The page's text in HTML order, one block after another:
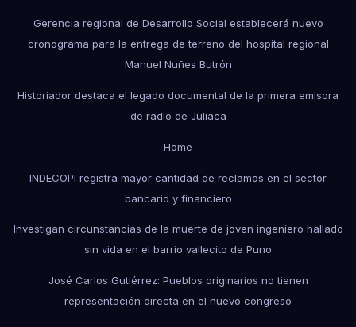
Gerencia regional de Desarrollo Social establecerá nuevo
cronograma para la entrega de terreno del hospital regional
Manuel Nuñes Butrón
Historiador destaca el legado documental de la primera emisora
de radio de Juliaca
Home
INDECOPI registra mayor cantidad de reclamos en el sector
bancario y financiero
Investigan circunstancias de la muerte de joven ingeniero hallado
sin vida en el barrio vallecito de Puno
José Carlos Gutiérrez: Pueblos originarios no tienen
representación directa en el nuevo congreso